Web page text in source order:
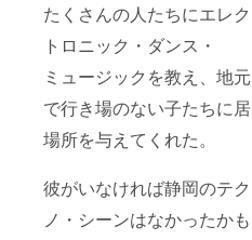
たくさんの人たちにエレク
トロニック・ダンス・
ミュージックを教え、地元
で行き場のない子たちに居
場所を与えてくれた。
彼がいなければ静岡のテク
ノ・シーンはなかったかも